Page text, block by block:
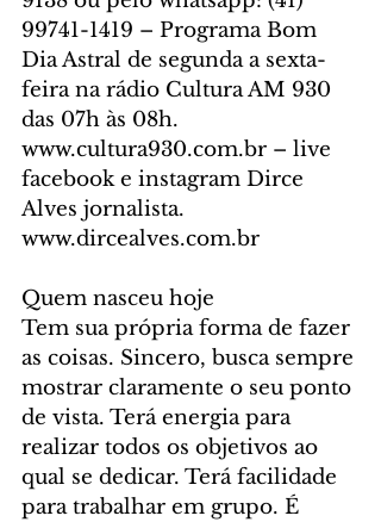
99741-1419 – Programa Bom
Dia Astral de segunda a sexta-
feira na rádio Cultura AM 930
das 07h às 08h.
www.cultura930.com.br – live
facebook e instagram Dirce
Alves jornalista.
www.dircealves.com.br
Quem nasceu hoje
Tem sua própria forma de fazer
as coisas. Sincero, busca sempre
mostrar claramente o seu ponto
de vista. Terá energia para
realizar todos os objetivos ao
qual se dedicar. Terá facilidade
para trabalhar em grupo. É